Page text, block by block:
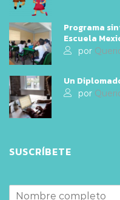
Programa
Escuela
por
Un
por
SUSCRÍBETE